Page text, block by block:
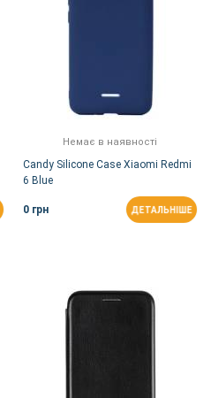
Немає в наявності
Candy Silicone Case Xiaomi Redmi
6 Blue
0 грн ДЕТАЛЬНІШЕ